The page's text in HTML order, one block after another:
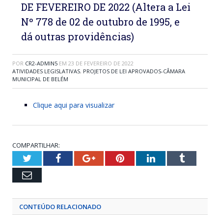
DE FEVEREIRO DE 2022 (Altera a Lei
Nº 778 de 02 de outubro de 1995, e
dá outras providências)
POR CR2-ADMIN5 EM 23 DE FEVEREIRO DE 2022
ATIVIDADES LEGISLATIVAS, PROJETOS DE LEI APROVADOS-CÂMARA
MUNICIPAL DE BELÉM
Clique aqui para visualizar
COMPARTILHAR:
TwitterFacebookGoogle+PinterestLinkedInTumblr
Email
CONTEÚDO RELACIONADO